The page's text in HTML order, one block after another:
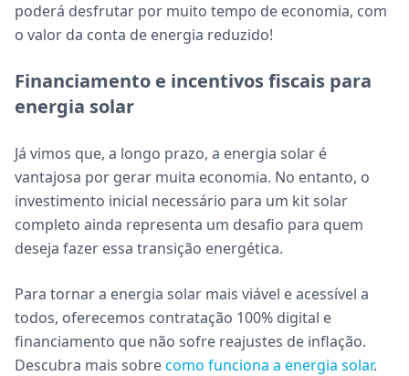
poderá desfrutar por muito tempo de economia, com
o valor da conta de energia reduzido!
Financiamento e incentivos fiscais para
energia solar
Já vimos que, a longo prazo, a energia solar é
vantajosa por gerar muita economia. No entanto, o
investimento inicial necessário para um kit solar
completo ainda representa um desafio para quem
deseja fazer essa transição energética.
Para tornar a energia solar mais viável e acessível a
todos, oferecemos contratação 100% digital e
financiamento que não sofre reajustes de inflação.
Descubra mais sobrecomo funciona a energia solar.